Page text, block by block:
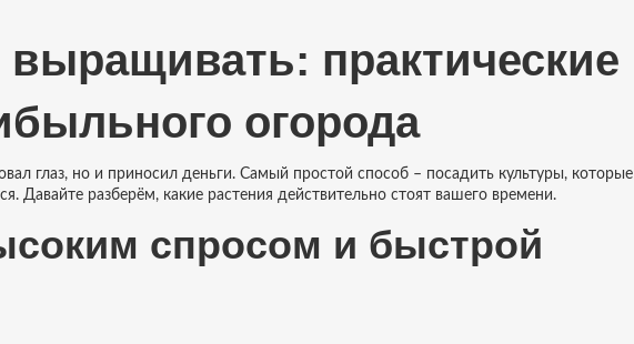
практические
огорода
глаз, но и приносил деньги. Самый простой способ – посадить культуры, которые
Давайте разберём, какие растения действительно стоят вашего времени.
спросом и быстрой